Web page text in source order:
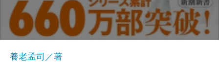
養老孟司／著